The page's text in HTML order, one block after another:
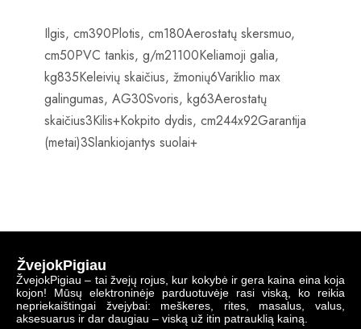
Ilgis, cm390Plotis, cm180Aerostatų skersmuo,
cm50PVC tankis, g/m21100Keliamoji galia,
kg835Keleivių skaičius, žmonių6Variklio max
galingumas, AG30Svoris, kg63Aerostatų
skaičius3Kilis+Kokpito dydis, cm244x92Garantija
(metai)3Slankiojantys suolai+
ŽvejokPigiau
ŽvejokPigiau – tai žvejų rojus, kur kokybė ir gera kaina eina koja
kojon! Mūsų elektroninėje parduotuvėje rasi viską, ko reikia
nepriekaištingai žvejybai: meškeres, rites, masalus, valus,
aksesuarus ir dar daugiau – viską už itin patrauklią kainą.